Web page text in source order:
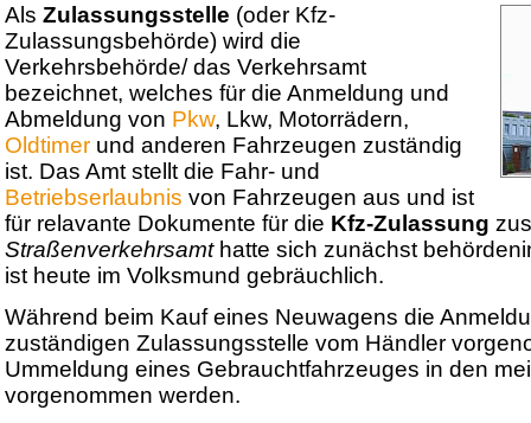
Als Zulassungsstelle (oder Kfz-
Zulassungsbehörde) wird die
Verkehrsbehörde/ das Verkehrsamt
bezeichnet, welches für die Anmeldung und
Abmeldung von Pkw, Lkw, Motorrädern,
Oldtimer und anderen Fahrzeugen zuständig
ist. Das Amt stellt die Fahr- und
Betriebserlaubnis von Fahrzeugen aus und ist
für relavante Dokumente für die Kfz-Zulassung
Straßenverkehrsamthatte sich zunächst
ist heute im Volksmund gebräuchlich.
Während beim Kauf eines Neuwagens die
zuständigen Zulassungsstelle vom Händler
Ummeldung eines Gebrauchtfahrzeuges in den
vorgenommen werden.